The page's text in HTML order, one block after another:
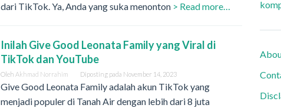
dari TikTok. Ya, Anda yang suka menonton > Read more…
Inilah Give Good Leonata Family yang Viral di
TikTok dan YouTube
Oleh Akhmad Norrahim Diposting pada November 14, 2023
Give Good Leonata Family adalah akun TikTok yang
menjadi populer di Tanah Air dengan lebih dari 8 juta